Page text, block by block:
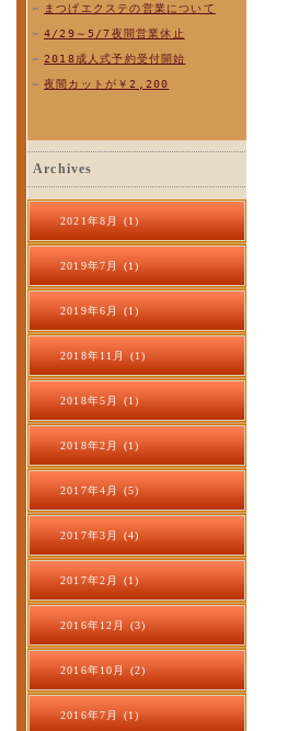
まつげエクステの営業について
4/29～5/7夜間営業休止
2018成人式予約受付開始
夜間カットが￥2,200
Archives
2021年8月 (1)
2019年7月 (1)
2019年6月 (1)
2018年11月 (1)
2018年5月 (1)
2018年2月 (1)
2017年4月 (5)
2017年3月 (4)
2017年2月 (1)
2016年12月 (3)
2016年10月 (2)
2016年7月 (1)